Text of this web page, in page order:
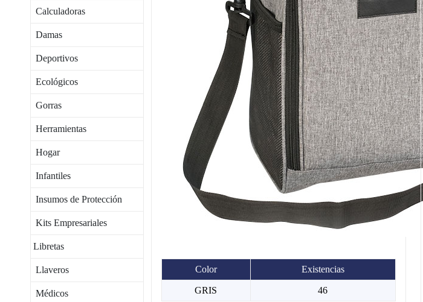
Calculadoras
Damas
Deportivos
Ecológicos
Gorras
Herramientas
Hogar
Infantiles
Insumos de Protección
Kits Empresariales
Libretas
Llaveros
Médicos
Color Existencias
GRIS 46